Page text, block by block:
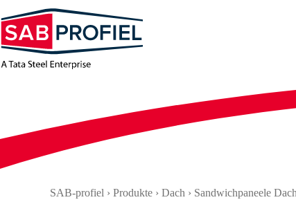
Inhalt
springen
SAB-profiel › Produkte › Dach › Sandwichpaneele Dach